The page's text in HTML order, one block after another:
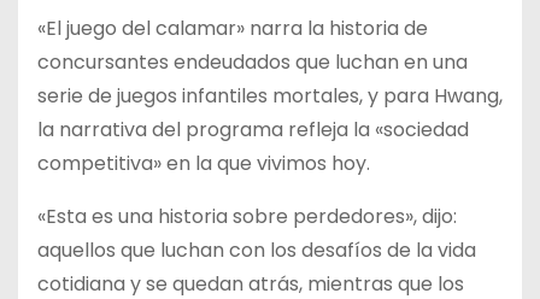
«El juego del calamar» narra la historia de
concursantes endeudados que luchan en una
serie de juegos infantiles mortales, y para Hwang,
la narrativa del programa refleja la «sociedad
competitiva» en la que vivimos hoy.
«Esta es una historia sobre perdedores», dijo:
aquellos que luchan con los desafíos de la vida
cotidiana y se quedan atrás, mientras que los